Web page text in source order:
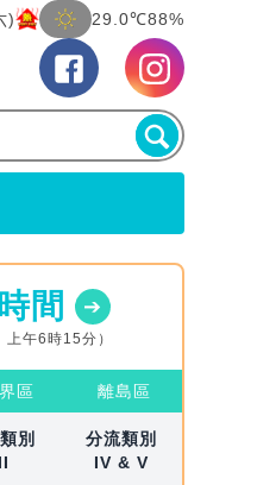
) 29.0℃88%
間
午6時15分）
區 離島區
別
分流類別
IV & V